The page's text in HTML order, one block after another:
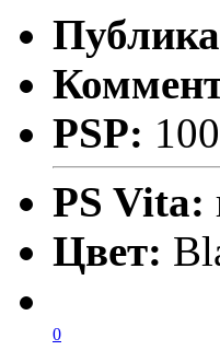
PSP:
PS Vita:
Цвет:
0